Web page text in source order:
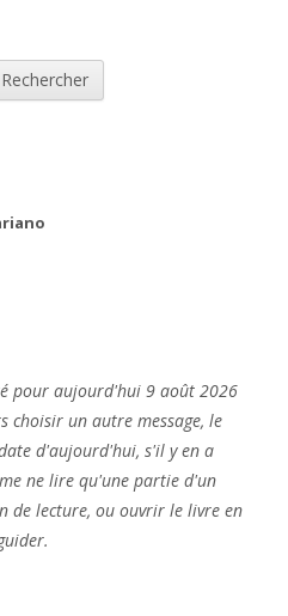
pour aujourd'hui 9 août 2026
choisir un autre message, le
d'aujourd'hui, s'il y en a
ne lire qu'une partie d'un
de lecture, ou ouvrir le livre en